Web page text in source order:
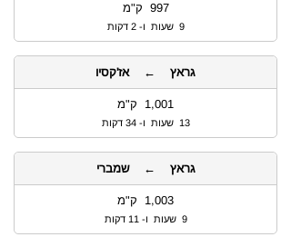
997 ק"מ
9 שעות ו- 2 דקות
גראץ ← אז'קסיו
1,001 ק"מ
13 שעות ו- 34 דקות
גראץ ← שמברי
1,003 ק"מ
9 שעות ו- 11 דקות